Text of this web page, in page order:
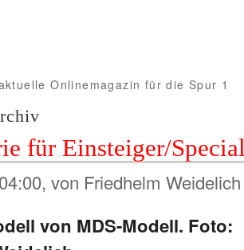
Onlinemagazin für die Spur 1
für Einsteiger/
, von Friedhelm Weidelich